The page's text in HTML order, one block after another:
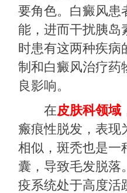
要角色。白癜风患
能，进而干扰胰岛
时患有这两种疾病
制和白癜风治疗药
良影响。
在皮肤科领域
瘢痕性脱发，表现
相似，斑秃也是一
囊，导致毛发脱落
疫系统处于高度活